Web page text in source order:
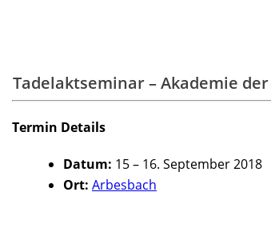
Tadelaktseminar – Akademie
Termin Details
Datum: 15– 16. September 2018
Ort: Arbesbach